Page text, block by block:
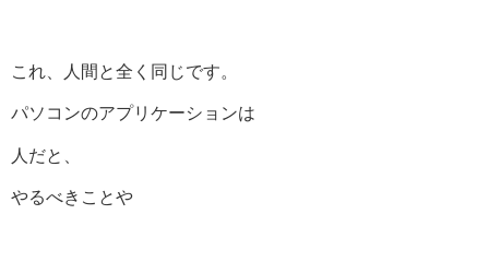
これ、人間と全く同じです。
パソコンのアプリケーションは
人だと、
やるべきことや